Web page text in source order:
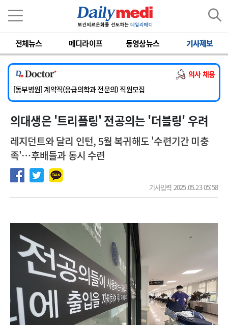
전체뉴스 메디라이프 동영상뉴스 기사제보
의사 채용
[서울아산병원] 2026년 하반기 인턴 모집
[영남대학교의료원] 마취통증의학과 임기제 임상의사 채용
[충남대학교병원] 소아청소년과(소아응급전담) 계약직 의사 공개채용
[동부병원] 계약직(응급의학과 전문의) 직원모집
[이대목동병원] 하반기 전공의(레지던트1년차) 모집
[서울아산병원] 2026년 하반기 인턴 모집
의대생은 '트리플링' 전공의는 '더블링' 우려
레지던트와 달리 인턴, 5월 복귀해도 '수련기간 미충
족'…후배들과 동시 수련
기사입력 2025.05.23 05:58